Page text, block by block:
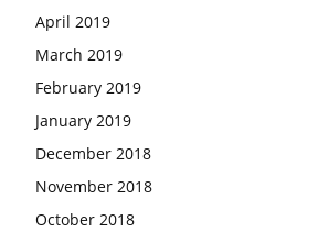
April 2019
March 2019
February 2019
January 2019
December 2018
November 2018
October 2018